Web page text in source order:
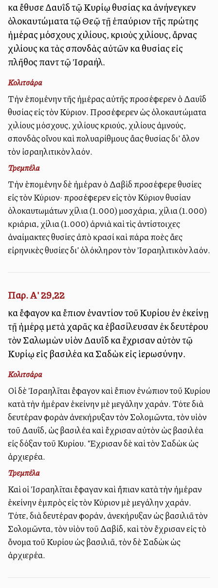
καὶ ἔθυσε Δαυῒδ τῷ Κυρίῳ θυσίας καὶ ἀνήνεγκεν
ὁλοκαυτώματα τῷ Θεῷ τῇ ἐπαύριον τῆς πρώτης
ἡμέρας μόσχους χιλίους, κριοὺς χιλίους, ἄρνας
χιλίους καὶ τὰς σπονδὰς αὐτῶν καὶ θυσίας εἰς
πλῆθος παντὶ τῷ Ἰσραήλ.
Κολιτσάρα
Τὴν ἑπομένην τῆς ἡμέρας αὐτῆς προσέφερεν ὁ Δαυῒδ
θυσίας εἰς τὸν Κύριον. Προσέφερεν ὡς ὁλοκαυτώματα
χιλίους μόσχους, χιλίους κριούς, χιλίους ἀμνούς,
σπονδὰς οἴνου καὶ πολυαρίθμους ἄλλας θυσίας δι’ ὅλον
τὸν ἰσραηλιτικὸν λαόν.
Τρεμπέλα
Τὴν ἑπομένην δὲ ἡμέραν ὁ Δαβὶδ προσέφερε θυσίες
εἰς τὸν Κύριον· προσέφερεν εἰς τὸν Κύριον θυσίαν
ὁλοκαυτωμάτων χίλια (1.000) μοσχάρια, χίλια (1.000)
κριάρια, χίλια (1.000) ἀρνιὰ καὶ τὶς ἀντίστοιχες
ἀναίμακτες θυσίες ἀπὸ κρασί καὶ πάρα πολλὲς ἄλλες
εἰρηνικὲς θυσίες δι’ ὁλόκληρον τὸν Ἰσραηλιτικὸν λαόν.
Παρ. Α' 29,22
καὶ ἔφαγον καὶ ἔπιον ἐναντίον τοῦ Κυρίου ἐν ἐκείνῃ
τῇ ἡμέρᾳ μετὰ χαρᾶς καὶ ἐβασίλευσαν ἐκ δευτέρου
τὸν Σαλωμὼν υἱὸν Δαυῒδ καὶ ἔχρισαν αὐτὸν τῷ
Κυρίῳ εἰς βασιλέα καὶ Σαδὼκ εἰς ἱερωσύνην.
Κολιτσάρα
Οἱ δὲ Ἰσραηλῖται ἔφαγον καὶ ἔπιον ἐνώπιον τοῦ Κυρίου
κατὰ τὴν ἡμέραν ἐκείνην μὲ μεγάλην χαράν. Τότε διὰ
δευτέραν φορὰν ἀνεκήρυξαν τὸν Σολομῶντα, τὸν υἱὸν
τοῦ Δαυΐδ, ὡς βασιλέα καὶ ἔχρισαν αὐτὸν ὡς βασιλέα
εἰς δόξαν τοῦ Κυρίου. Ἔχρισαν δὲ καὶ τὸν Σαδὼκ ὡς
ἀρχιερέα.
Τρεμπέλα
Καὶ οἱ Ἰσραηλῖται ἔφαγαν καὶ ἤπιαν κατὰ τὴν ἡμέραν
ἐκείνην ἐμπρὸς εἰς τὸν Κύριον μὲ μεγάλην χαράν.
Τότε, διὰ δευτέραν φοράν, ἀνεκήρυξαν ὡς βασιλιᾶ τὸν
Σολομῶντα, τὸν υἱὸν τοῦ Δαβίδ, καὶ τὸν ἔχρισαν εἰς τὸ
ὄνομα τοῦ Κυρίου ὡς βασιλιᾶ, τὸν δὲ Σαδὼκ ὡς
ἀρχιερέα.